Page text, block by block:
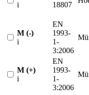
i
18807
M (-)
i
EN
1993-
1-
3:2006
M (+)
i
EN
1993-
1-
3:2006